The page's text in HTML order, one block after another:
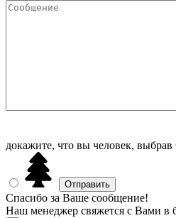
докажите, что вы человек, выбрав
Спасибо за Ваше сообщение!
Наш менеджер свяжется с Вами в